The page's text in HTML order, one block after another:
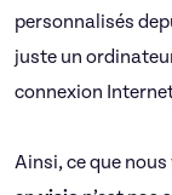
personnalisés
juste un
connexion
Ainsi, ce que